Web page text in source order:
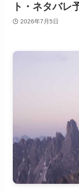
ト・ネタバレ
2026年7月5日